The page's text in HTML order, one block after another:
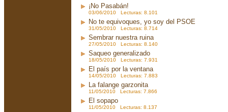
¡No Pasabán!
03/06/2010 Lecturas: 8.101
No te equivoques, yo soy del PSOE
31/05/2010 Lecturas: 8.714
Sembrar nuestra ruina
27/05/2010 Lecturas: 8.140
Saqueo generalizado
18/05/2010 Lecturas: 7.931
El país por la ventana
14/05/2010 Lecturas: 7.883
La falange garzonita
11/05/2010 Lecturas: 7.866
El sopapo
11/05/2010 Lecturas: 8.137